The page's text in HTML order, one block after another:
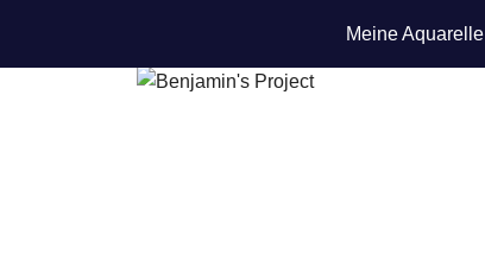
Meine Aquarelle